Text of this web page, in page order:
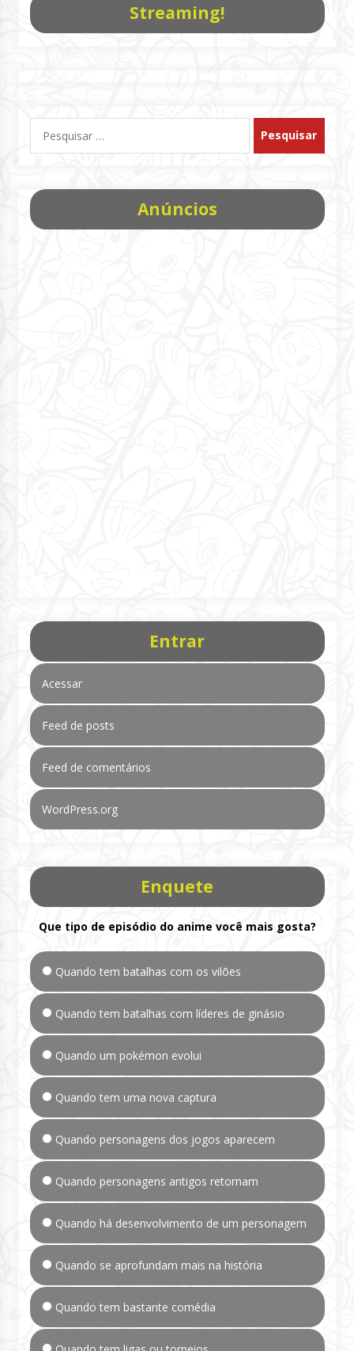
Streaming!
por:
Anúncios
Entrar
Acessar
Feed de posts
Feed de comentários
WordPress.org
Enquete
Que tipo de episódio do anime você mais gosta?
Quando tem batalhas com os vilões
Quando tem batalhas com líderes de ginásio
Quando um pokémon evolui
Quando tem uma nova captura
Quando personagens dos jogos aparecem
Quando personagens antigos retornam
Quando há desenvolvimento de um personagem
Quando se aprofundam mais na história
Quando tem bastante comédia